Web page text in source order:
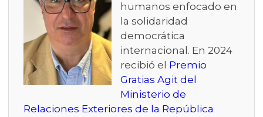
humanos enfocado en
la solidaridad
democrática
internacional. En 2024
recibió el Premio
Gratias Agit del
Ministerio de
Relaciones Exteriores de la República